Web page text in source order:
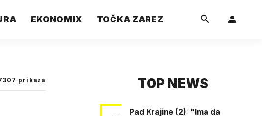
EKONOMIX TOČKA ZAREZ
prikaza TOP NEWS
Pad Krajine (2): "Ima da